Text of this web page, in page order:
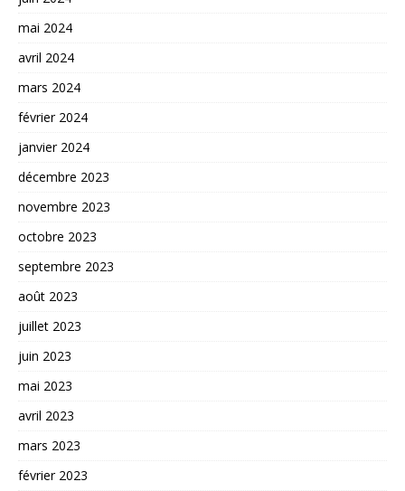
mai 2024
avril 2024
mars 2024
février 2024
janvier 2024
décembre 2023
novembre 2023
octobre 2023
septembre 2023
août 2023
juillet 2023
juin 2023
mai 2023
avril 2023
mars 2023
février 2023